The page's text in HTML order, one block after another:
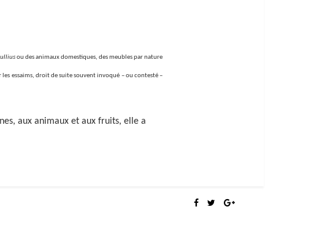
ou des animaux domestiques, des meubles par nature
essaims, droit de suite souvent invoqué – ou contesté –
aux animaux et aux fruits, elle a